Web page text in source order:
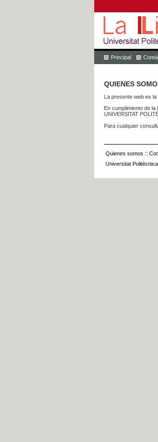
Principal
QUIENES
La presente web es
En cumplimiento de
UNIVERSITAT
Para cualquier
Quienes somos ::
Universitat